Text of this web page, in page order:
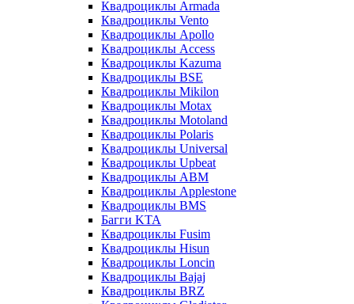
Квадроциклы Armada
Квадроциклы Vento
Квадроциклы Apollo
Квадроциклы Access
Квадроциклы Kazuma
Квадроциклы BSE
Квадроциклы Mikilon
Квадроциклы Motax
Квадроциклы Motoland
Квадроциклы Polaris
Квадроциклы Universal
Квадроциклы Upbeat
Квадроциклы ABM
Квадроциклы Applestone
Квадроциклы BMS
Багги KTA
Квадроциклы Fusim
Квадроциклы Hisun
Квадроциклы Loncin
Квадроциклы Bajaj
Квадроциклы BRZ